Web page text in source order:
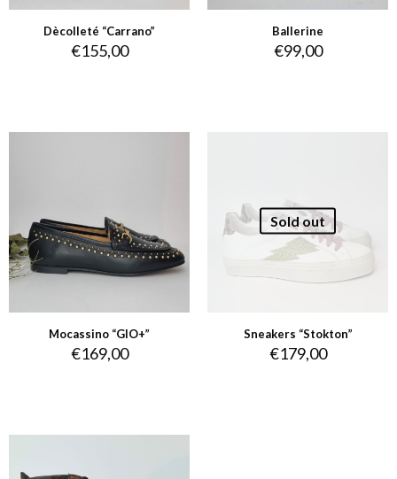
Dècolleté “Carrano”
€155,00
Ballerine
€99,00
Mocassino “GIO+”
€169,00
Sold out
Sneakers “Stokton”
€179,00